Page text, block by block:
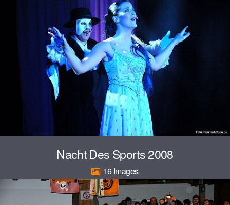
Nacht Des Sports 2008
16